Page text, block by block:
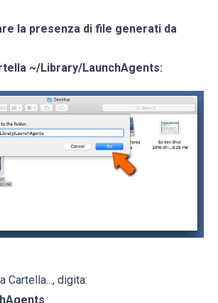
la presenza di file generati da
~/Library/LaunchAgents:
Cartella..., digita: